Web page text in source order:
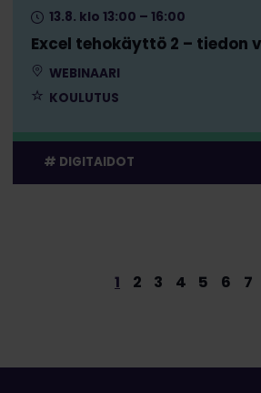
Excel tehokäyttö 2 – tiedon
13.8. klo 13:00 – 16:00
WEBINAARI
KOULUTUS
DIGITAIDOT
1 2 3 4 5 6 7